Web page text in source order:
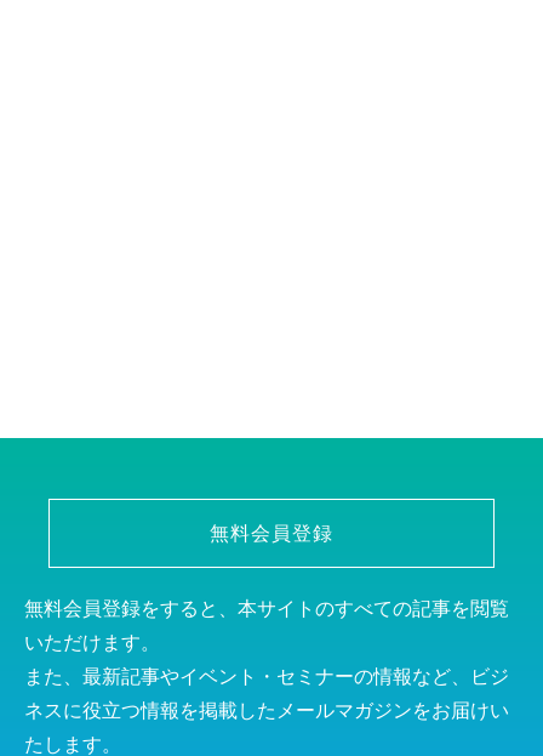
無料会員登録
無料会員登録をすると、本サイトのすべての記事を閲覧
いただけます。
また、最新記事やイベント・セミナーの情報など、ビジ
ネスに役立つ情報を掲載したメールマガジンをお届けい
たします。